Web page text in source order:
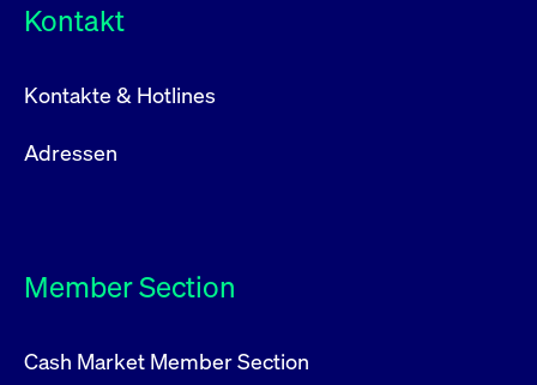
Kontakt
Kontakte & Hotlines
Adressen
Member Section
Cash Market Member Section